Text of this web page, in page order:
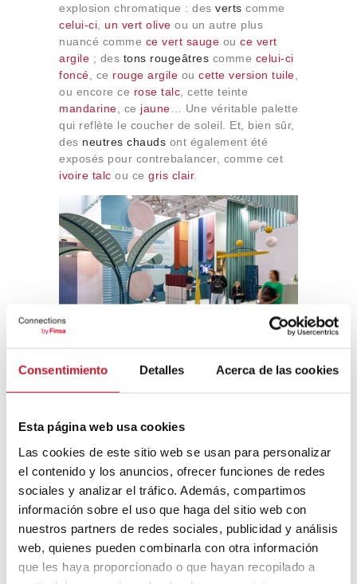
Consentimiento Detalles Acerca de las cookies
Esta página web usa cookies
Las cookies de este sitio web se usan para personalizar
el contenido y los anuncios, ofrecer funciones de redes
sociales y analizar el tráfico. Además, compartimos
información sobre el uso que haga del sitio web con
nuestros partners de redes sociales, publicidad y análisis
web, quienes pueden combinarla con otra información
que les haya proporcionado o que hayan recopilado a
explosion chromatique : des verts comme
celui-ci
un vert olive ou un autre plus
nuancé comme ce vert sauge ou ce vert
argile ; des tons rougeâtres comme celui-ci
foncé , ce rouge argile ou cette version tuile
ou encore ce rose talc , cette teinte
mandarine , ce jaune … Une véritable palette
qui reflète le coucher de soleil. Et, bien sûr,
des neutres chauds ont également été
exposés pour contrebalancer, comme cet
ivoire talc ou ce gris clair.
Matériaux pour la conception des
recyclés post-consommation, les produits
bio-sourcéset, en général, des solutions
durables et intemporelles. Nous avons
également vu une utilisation extensive des
textiles
, notamment à travers des rideaux,
qui, comme nous l’avons mentionné,
servent d’éléments de séparation.